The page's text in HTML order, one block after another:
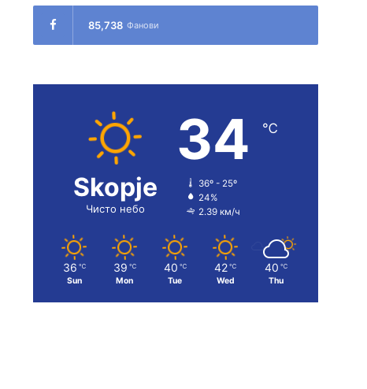
85,738 Фанови
Skopje
Чисто небо
34 ℃
36º - 25º
24%
2.39 км/ч
36 ℃
Sun
39 ℃
Mon
40 ℃
Tue
42 ℃
Wed
40 ℃
Thu